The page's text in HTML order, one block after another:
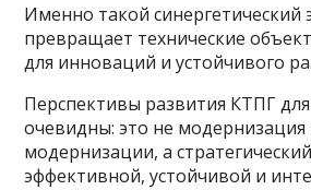
Именно такой синергетический
превращает технические
для инноваций и устойчивого
Перспективы развития КТПГ
очевидны: это не модернизация
модернизации, а
эффективной, устойчивой и